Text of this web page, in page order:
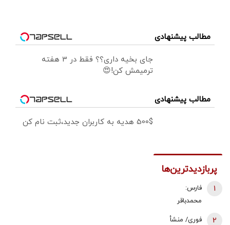
مطالب پیشنهادی
جای بخیه داری؟؟ فقط در 3 هفته
ترمیمش کن!😍
مطالب پیشنهادی
500$ هدیه به کاربران جدید،ثبت نام کن
پربازدیدترین‌ها
فارس:
محمدباقر
ذوالقدر استعفا
1
فوری/ منشأ 2